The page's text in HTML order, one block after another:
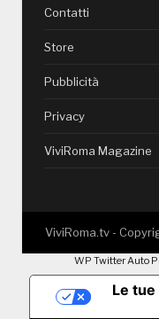
Contatti
Store
Pubblicità
Privacy
ViviRoma Magazine
ViviRoma.tv -
WP Twitter Auto
Le